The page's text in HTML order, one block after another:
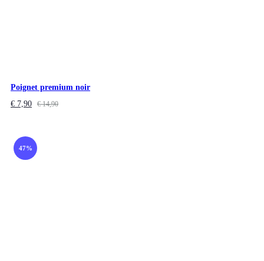
Poignet premium noir
€ 7,90 €14,90
47%